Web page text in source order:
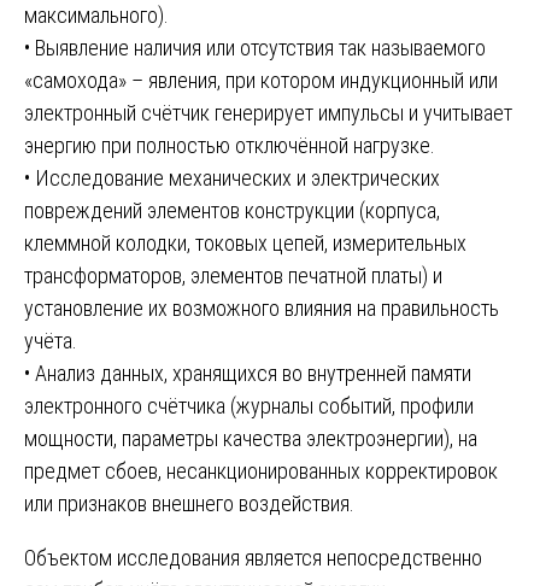
максимального).
• Выявление наличия или отсутствия так называемого
«самохода» – явления, при котором индукционный или
электронный счётчик генерирует импульсы и учитывает
энергию при полностью отключённой нагрузке.
• Исследование механических и электрических
повреждений элементов конструкции (корпуса,
клеммной колодки, токовых цепей, измерительных
трансформаторов, элементов печатной платы) и
установление их возможного влияния на правильность
учёта.
• Анализ данных, хранящихся во внутренней памяти
электронного счётчика (журналы событий, профили
мощности, параметры качества электроэнергии), на
предмет сбоев, несанкционированных корректировок
или признаков внешнего воздействия.
Объектом исследования является непосредственно